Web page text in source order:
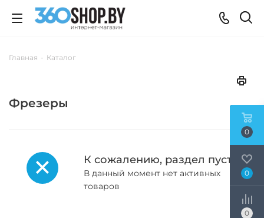
Главная - Каталог
Фрезеры
К сожалению, раздел пуст
В данный момент нет активных
товаров
0
0
0